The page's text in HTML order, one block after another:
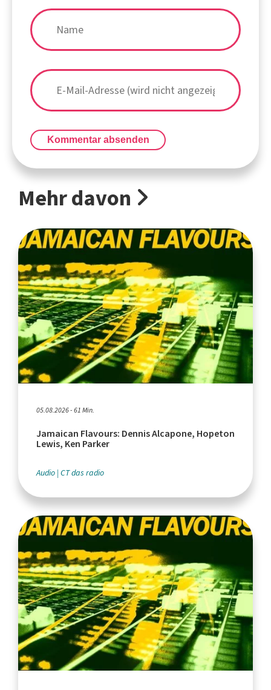
Kommentar absenden
Mehr davon
05.08.2026 - 61 Min.
Jamaican Flavours: Dennis Alcapone, Hopeton
Lewis, Ken Parker
Audio CT das radio